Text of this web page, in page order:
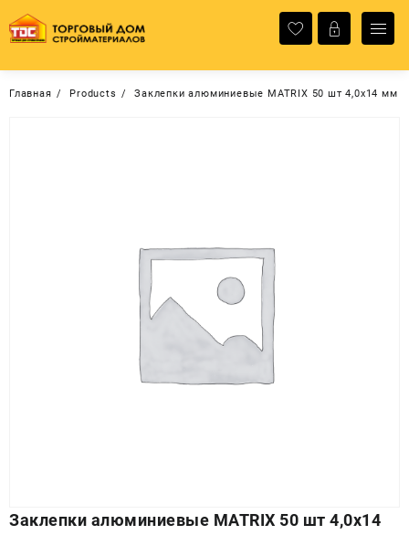
содержимому
Главная Products Заклепки алюминиевые MATRIХ 50 шт 4,0х14 мм
Заклепки алюминиевые MATRIХ 50 шт 4,0х14